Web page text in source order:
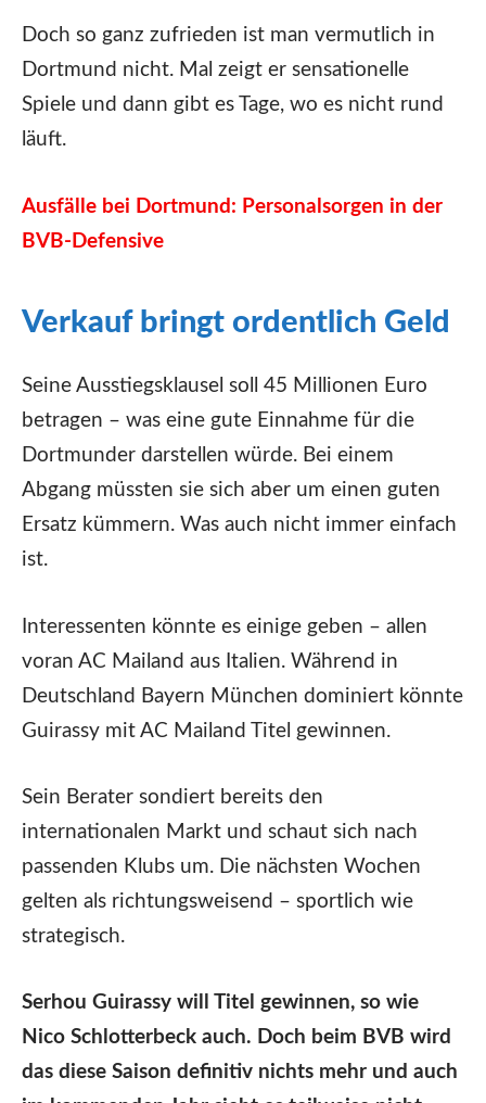
Doch so ganz zufrieden ist man vermutlich in
Dortmund nicht. Mal zeigt er sensationelle
Spiele und dann gibt es Tage, wo es nicht rund
läuft.
Ausfälle bei Dortmund: Personalsorgen in der
BVB-Defensive
Verkauf bringt ordentlich Geld
Seine Ausstiegsklausel soll 45 Millionen Euro
betragen – was eine gute Einnahme für die
Dortmunder darstellen würde. Bei einem
Abgang müssten sie sich aber um einen guten
Ersatz kümmern. Was auch nicht immer einfach
ist.
Interessenten könnte es einige geben – allen
voran AC Mailand aus Italien. Während in
Deutschland Bayern München dominiert könnte
Guirassy mit AC Mailand Titel gewinnen.
Sein Berater sondiert bereits den
internationalen Markt und schaut sich nach
passenden Klubs um. Die nächsten Wochen
gelten als richtungsweisend – sportlich wie
strategisch.
Serhou Guirassy will Titel gewinnen, so wie
Nico Schlotterbeck auch. Doch beim BVB wird
das diese Saison definitiv nichts mehr und auch